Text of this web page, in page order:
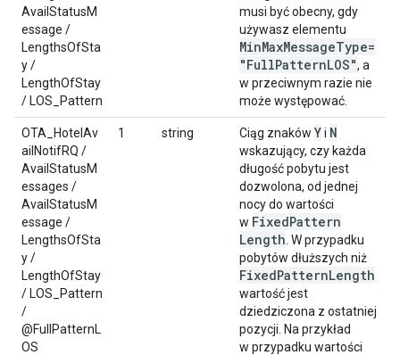
AvailStatusM
essage /
LengthsOfSta
y /
LengthOfStay
/ LOS_Pattern
musi być obecny, gdy
używasz elementu
MinMaxMessageType=
"FullPatternLOS", a
w przeciwnym razie nie
może występować.
OTA_HotelAv
ailNotifRQ /
AvailStatusM
essages /
AvailStatusM
essage /
LengthsOfSta
y /
LengthOfStay
/ LOS_Pattern
/
@FullPatternL
OS
1 string Ciąg znaków Yi N
wskazujący, czy każda
długość pobytu jest
dozwolona, od jednej
nocy do wartości
w FixedPattern
Length . W przypadku
pobytów dłuższych niż
FixedPatternLength
wartość jest
dziedziczona z ostatniej
pozycji. Na przykład
w przypadku wartości